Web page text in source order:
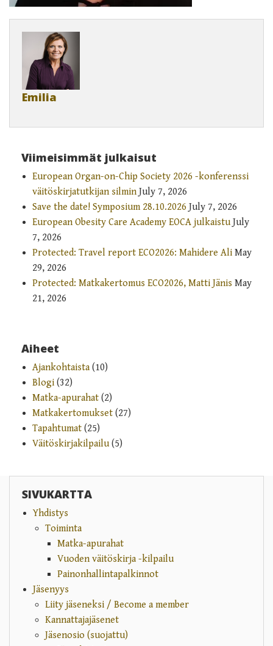
Emilia
Viimeisimmät julkaisut
European Organ-on-Chip Society 2026 -konferenssi
väitöskirjatutkijan silmin July 7, 2026
Save the date! Symposium 28.10.2026 July 7, 2026
European Obesity Care Academy EOCA julkaistu July
7, 2026
Protected: Travel report ECO2026: Mahidere Ali May
29, 2026
Protected: Matkakertomus ECO2026, Matti Jänis May
21, 2026
Aiheet
Ajankohtaista(10)
Blogi(32)
Matka-apurahat(2)
Matkakertomukset(27)
Tapahtumat(25)
Väitöskirjakilpailu(5)
SIVUKARTTA
Yhdistys
Toiminta
Matka-apurahat
Vuoden väitöskirja -kilpailu
Painonhallintapalkinnot
Jäsenyys
Liity jäseneksi / Become a member
Kannattajajäsenet
Jäsenosio (suojattu)